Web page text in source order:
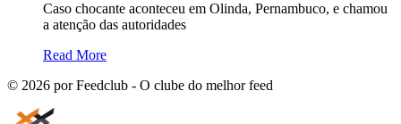
Caso chocante aconteceu em Olinda, Pernambuco, e chamou
a atenção das autoridades
Read More
© 2026 por Feedclub - O clube do melhor feed